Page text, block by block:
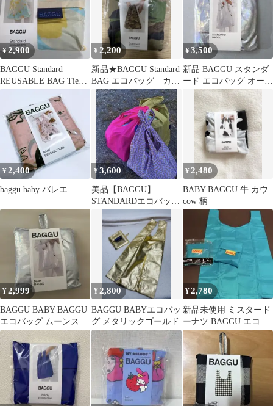
¥2,900
BAGGU Standard
REUSABLE BAG Tie
¥ 2,200
新品★BAGGU Standard
BAG エコバッグ カモ
フラージュ
¥3,500
新品 BAGGU スタンダ
ード エコバッグ オーロ
ラ シルバー ホログラム
¥2,400
baggu baby バレエ
¥3,600
美品【BAGGU】
STANDARDエコバッ
グ ラベンダートリッ
ピーチェック柄
¥ 2,480
BABY BAGGU 牛 カウ
cow 柄
¥2,999
BAGGU BABY BAGGU
エコバッグ ムーンスト
ーンシルバー
¥2,800
BAGGU BABYエコバッ
グ メタリックゴールド
¥2,780
新品未使用 ミスタード
ーナツ BAGGU エコバ
ッグ ブルー 2ヶセット